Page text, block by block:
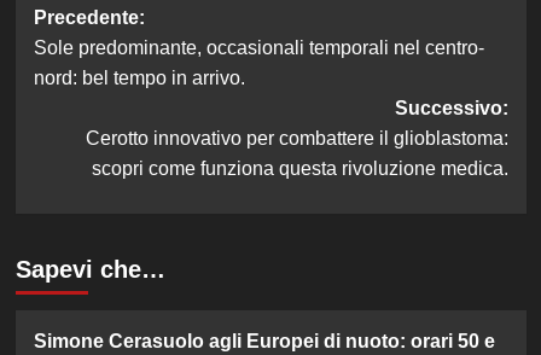
Navigazione
articolo
Precedente:
Sole predominante, occasionali temporali nel centro-
nord: bel tempo in arrivo.
Successivo:
Cerotto innovativo per combattere il glioblastoma:
scopri come funziona questa rivoluzione medica.
Sapevi che…
Simone Cerasuolo agli Europei di nuoto: orari 50 e